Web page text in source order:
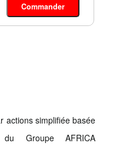
Commander
actions simplifiée basée
Groupe AFRICA